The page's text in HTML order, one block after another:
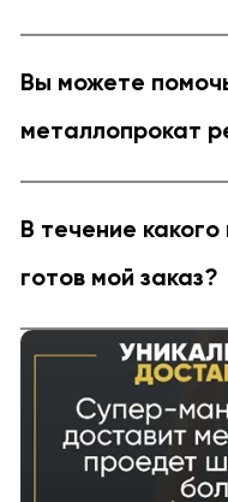
Вы можете
металлопрокат
В течение
готов мой заказ?